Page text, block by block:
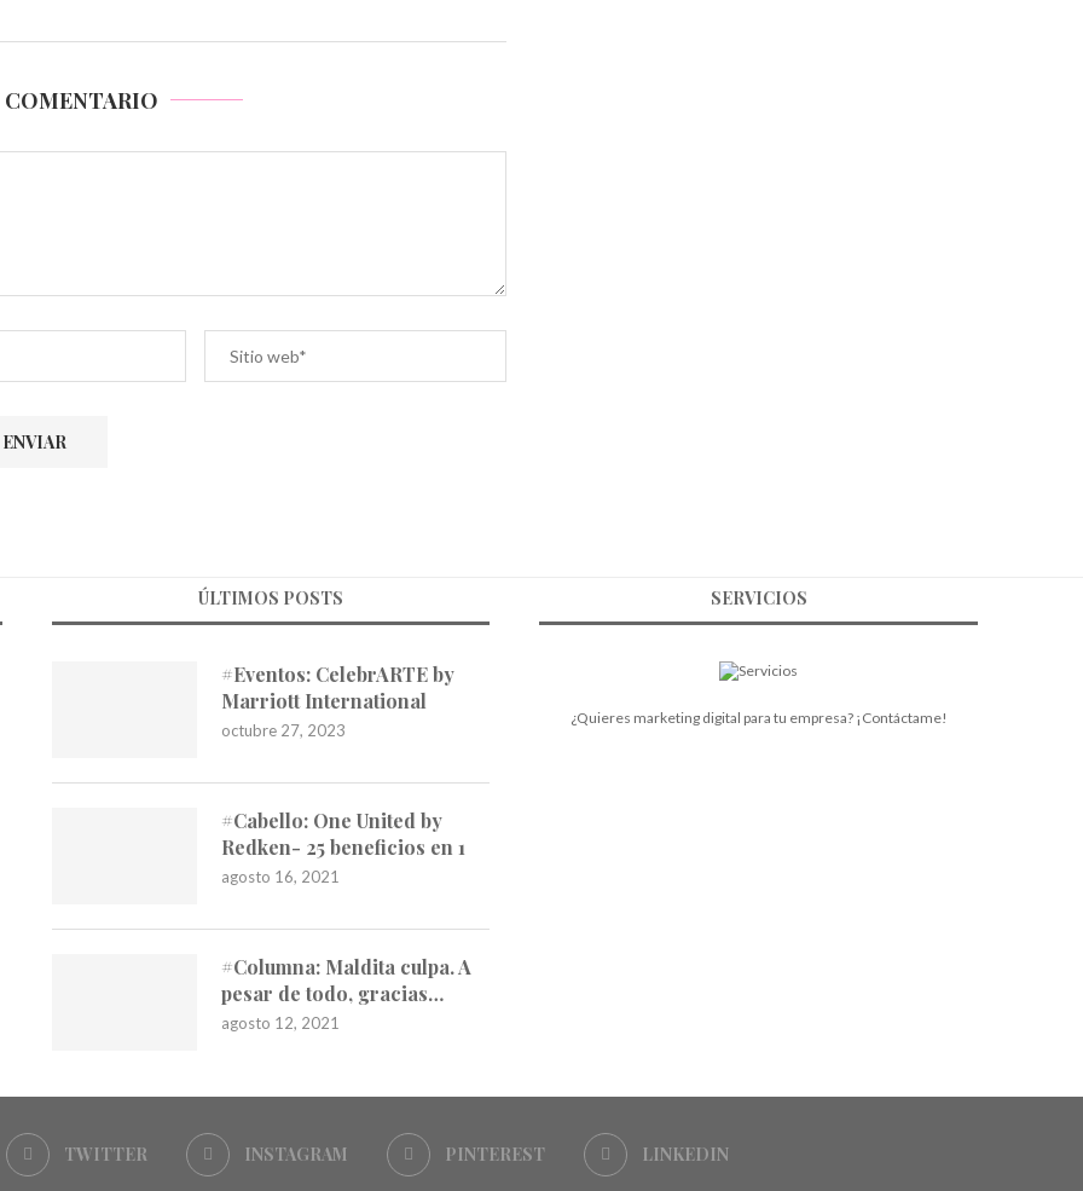
COMENTARIO
ÚLTIMOS POSTS
#Eventos: CelebrARTE by
Marriott International
octubre 27, 2023
#Cabello: One United by
Redken- 25 beneficios en 1
agosto 16, 2021
#Columna: Maldita culpa. A
pesar de todo, gracias…
agosto 12, 2021
SERVICIOS
¿Quieres marketing digital para tu empresa? ¡Contáctame!
TWITTER INSTAGRAM PINTEREST LINKEDIN